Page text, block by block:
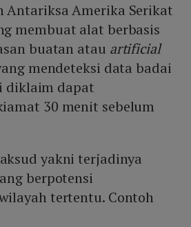
Antariksa Amerika Serikat
membuat alat berbasis
buatan atau artificial
mendeteksi data badai
diklaim dapat
30 menit sebelum
yakni terjadinya
berpotensi
tertentu. Contoh